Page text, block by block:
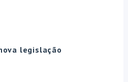
legislação